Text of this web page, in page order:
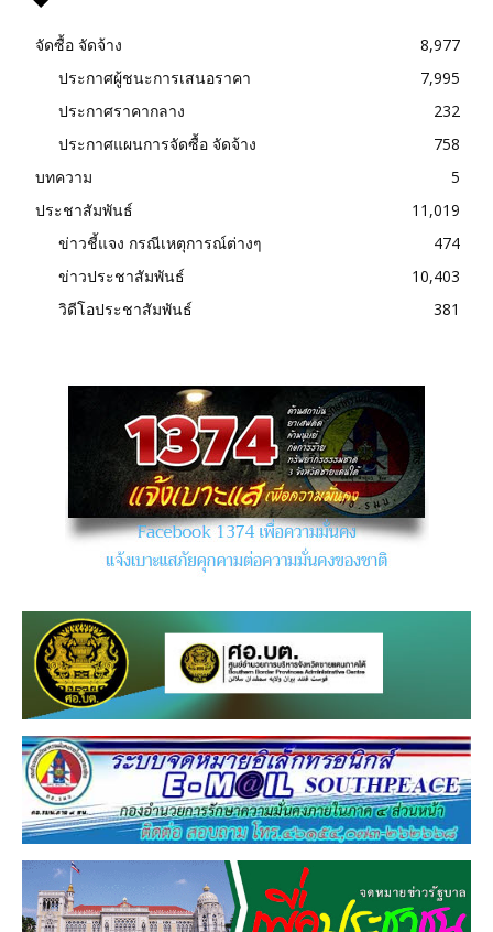
จัดซื้อ จัดจ้าง
8,977
ประกาศผู้ชนะการเสนอราคา
7,995
ประกาศราคากลาง
232
ประกาศแผนการจัดซื้อ จัดจ้าง
758
บทความ
5
ประชาสัมพันธ์
11,019
ข่าวชี้แจง กรณีเหตุการณ์ต่างๆ
474
ข่าวประชาสัมพันธ์
10,403
วิดีโอประชาสัมพันธ์
381